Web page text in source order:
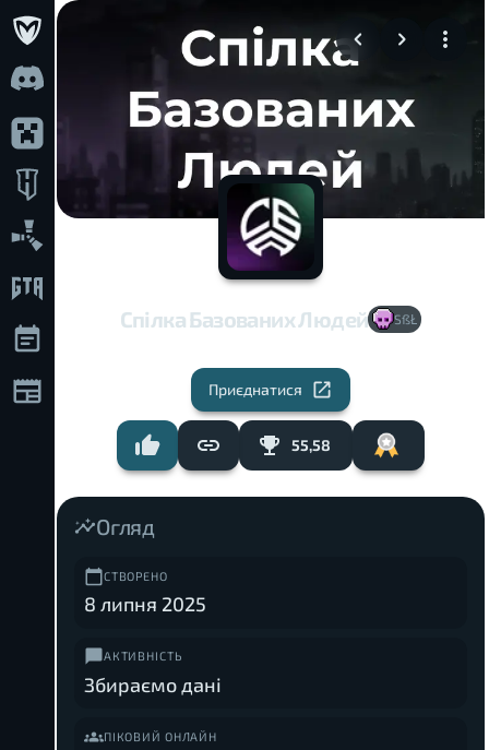
Спілка Базованих Людей SßŁ
Приєднатися
55,58
Огляд
СТВОРЕНО
8 липня 2025
АКТИВНІСТЬ
Збираємо дані
ПІКОВИЙ ОНЛАЙН